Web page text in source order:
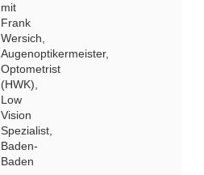
mit
Frank
Wersich,
Augenoptikermeister,
Optometrist
(HWK),
Low
Vision
Spezialist,
Baden-
Baden